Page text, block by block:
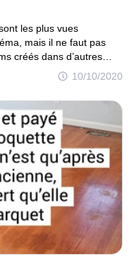
10/10/2020
les plus vues
mais il ne faut pas
créés dans d’autres
cas notamment des séries
présentant des histoires
instant.